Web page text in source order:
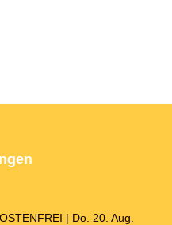
| Do. 20. Aug.